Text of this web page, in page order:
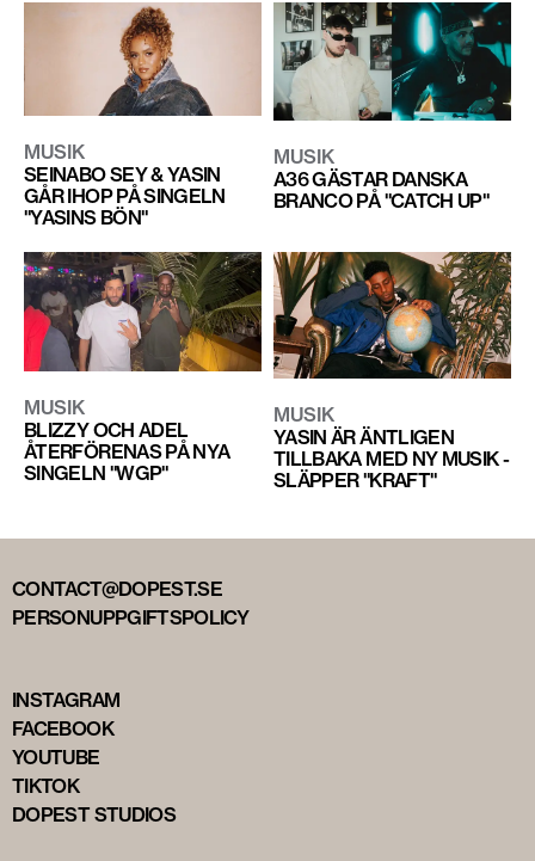
MUSIK
SEINABO SEY & YASIN
GÅR IHOP PÅ SINGELN
"YASINS BÖN"
MUSIK
A36 GÄSTAR DANSKA
BRANCO PÅ "CATCH UP"
MUSIK
BLIZZY OCH ADEL
ÅTERFÖRENAS PÅ NYA
SINGELN "WGP"
MUSIK
YASIN ÄR ÄNTLIGEN
TILLBAKA MED NY MUSIK -
SLÄPPER "KRAFT"
CONTACT@DOPEST.SE
PERSONUPPGIFTSPOLICY
INSTAGRAM
FACEBOOK
YOUTUBE
TIKTOK
DOPEST STUDIOS